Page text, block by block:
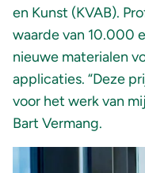
en Kunst (KVAB).
waarde van 10.000
nieuwe materialen
applicaties. “Deze
voor het werk van
Bart Vermang.